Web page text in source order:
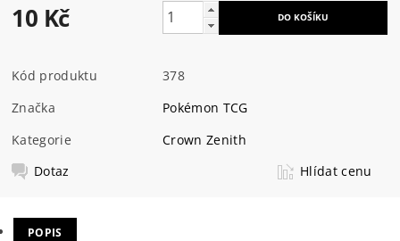
10 Kč
Kód produktu
378
Značka
Pokémon TCG
Kategorie
Crown Zenith
Dotaz
Hlídat cenu
POPIS